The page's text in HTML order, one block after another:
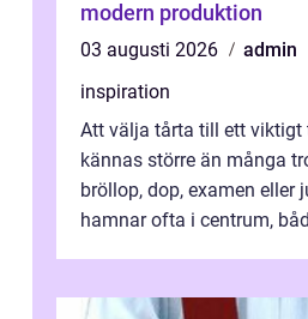
modern produktion
03 augusti 2026
admin
inspiration
Att välja tårta till ett viktigt
kännas större än många
bröllop, dop, examen eller
hamnar ofta i centrum,